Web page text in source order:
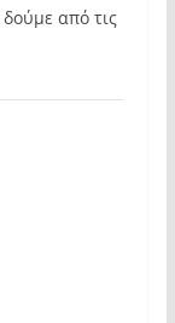
από τις